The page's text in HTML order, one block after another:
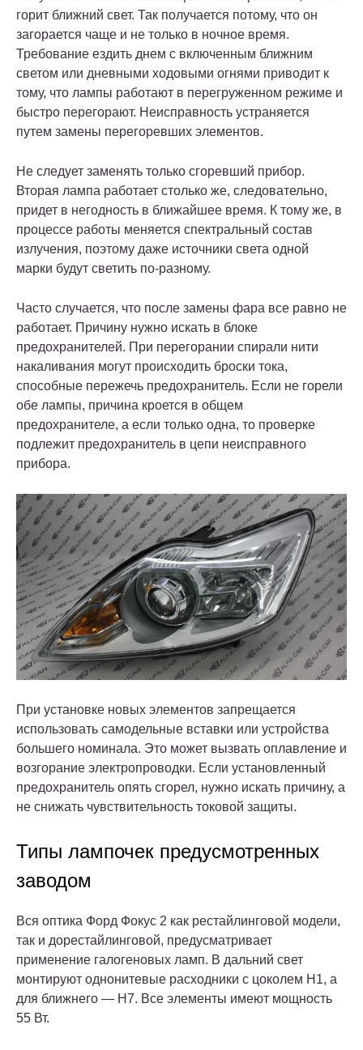
горит ближний свет. Так получается потому, что он
загорается чаще и не только в ночное время.
Требование ездить днем с включенным ближним
светом или дневными ходовыми огнями приводит к
тому, что лампы работают в перегруженном режиме и
быстро перегорают. Неисправность устраняется
путем замены перегоревших элементов.
Не следует заменять только сгоревший прибор.
Вторая лампа работает столько же, следовательно,
придет в негодность в ближайшее время. К тому же, в
процессе работы меняется спектральный состав
излучения, поэтому даже источники света одной
марки будут светить по-разному.
Часто случается, что после замены фара все равно не
работает. Причину нужно искать в блоке
предохранителей. При перегорании спирали нити
накаливания могут происходить броски тока,
способные пережечь предохранитель. Если не горели
обе лампы, причина кроется в общем
предохранителе, а если только одна, то проверке
подлежит предохранитель в цепи неисправного
прибора.
При установке новых элементов запрещается
использовать самодельные вставки или устройства
большего номинала. Это может вызвать оплавление и
возгорание электропроводки. Если установленный
предохранитель опять сгорел, нужно искать причину, а
не снижать чувствительность токовой защиты.
Типы лампочек предусмотренных
заводом
Вся оптика Форд Фокус 2 как рестайлинговой модели,
так и дорестайлинговой, предусматривает
применение галогеновых ламп. В дальний свет
монтируют однонитевые расходники с цоколем Н1, а
для ближнего — Н7. Все элементы имеют мощность
55 Вт.